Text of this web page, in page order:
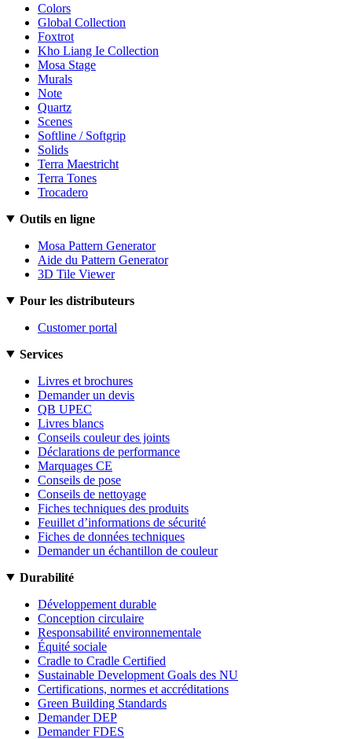
Colors
Global Collection
Foxtrot
Kho Liang Ie Collection
Mosa Stage
Murals
Note
Quartz
Scenes
Softline / Softgrip
Solids
Terra Maestricht
Terra Tones
Trocadero
Outils en ligne
Mosa Pattern Generator
Aide du Pattern Generator
3D Tile Viewer
Pour les distributeurs
Customer portal
Services
Livres et brochures
Demander un devis
QB UPEC
Livres blancs
Conseils couleur des joints
Déclarations de performance
Marquages CE
Conseils de pose
Conseils de nettoyage
Fiches techniques des produits
Feuillet d’informations de sécurité
Fiches de données techniques
Demander un échantillon de couleur
Durabilité
Développement durable
Conception circulaire
Responsabilité environnementale
Équité sociale
Cradle to Cradle Certified
Sustainable Development Goals des NU
Certifications, normes et accréditations
Green Building Standards
Demander DEP
Demander FDES